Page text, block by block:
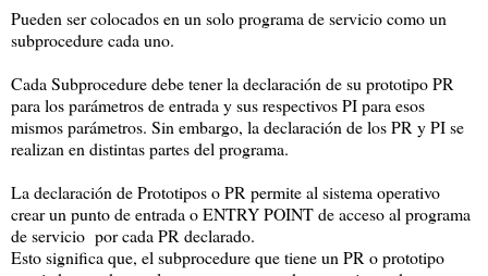
Pueden ser colocados en un solo programa de servicio como un
subprocedure cada uno.
Cada Subprocedure debe tener la declaración de su prototipo PR
para los parámetros de entrada y sus respectivos PI para esos
mismos parámetros. Sin embargo, la declaración de los PR y PI se
realizan en distintas partes del programa.
La declaración de Prototipos o PR permite al sistema operativo
crear un punto de entrada o ENTRY POINT de acceso al programa
de servicio por cada PR declarado.
Esto significa que, el subprocedure que tiene un PR o prototipo